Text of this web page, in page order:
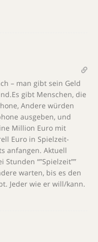
– man gibt sein Geld
gibt Menschen, die
Andere würden
ausgeben, und
Million Euro mit
Euro in Spielzeit-
anfangen. Aktuell
“”Spielzeit””
warten, bis es den
Jeder wie er will/kann.